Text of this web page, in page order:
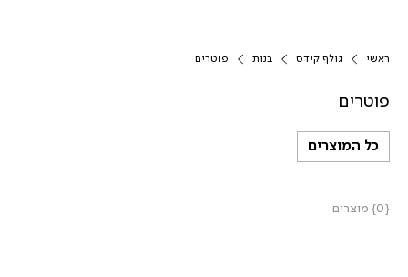
ראשי גולף קידס בנות פוטרים
פוטרים
כל המוצרים
{0} מוצרים